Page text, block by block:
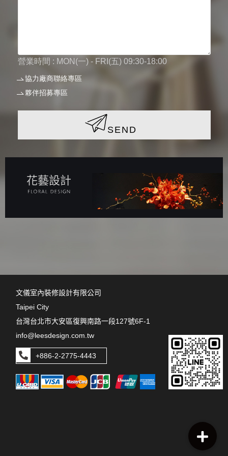
營業時間 : MON(一) - FRI(五) 09:30-18:00
協力廠商聯絡專區
夥伴招募專區
SEND
花藝設計
文儀室內裝修設計有限公司
Taipei City
台灣台北市大安區復興南路一段127號6F-1
info@leesdesign.com.tw
+886-2-2775-4443